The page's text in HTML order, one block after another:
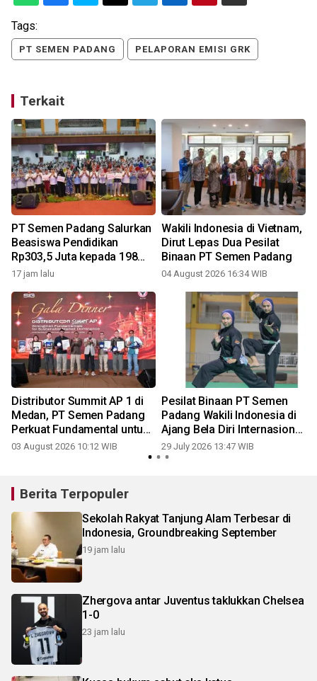
Tags:
PT SEMEN PADANG PELAPORAN EMISI GRK
Terkait
PT Semen Padang Salurkan
Beasiswa Pendidikan
Rp303,5 Juta kepada 198
Anak Karyawan Berprestasi
17 jam lalu
Wakili Indonesia di Vietnam,
Dirut Lepas Dua Pesilat
Binaan PT Semen Padang
04 August 2026 16:34 WIB
Distributor Summit AP 1 di
Medan, PT Semen Padang
Perkuat Fundamental untuk
Jaga Dominasi Pasar
03 August 2026 10:12 WIB
Pesilat Binaan PT Semen
Padang Wakili Indonesia di
Ajang Bela Diri Internasional
di Vietnam
29 July 2026 13:47 WIB
Berita Terpopuler
Sekolah Rakyat Tanjung Alam Terbesar di
Indonesia, Groundbreaking September
19 jam lalu
Zhergova antar Juventus taklukkan Chelsea
1-0
23 jam lalu